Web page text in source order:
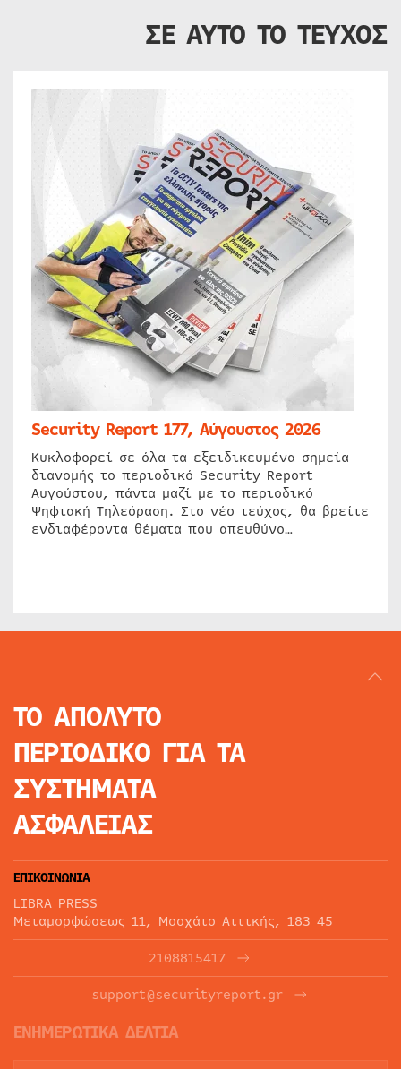
ΣΕ ΑΥΤΟ ΤΟ ΤΕΥΧΟΣ
Security Report 177, Αύγουστος 2026
Κυκλοφορεί σε όλα τα εξειδικευμένα σημεία
διανομής το περιοδικό Security Report
Αυγούστου, πάντα μαζί με το περιοδικό
Ψηφιακή Τηλεόραση. Στο νέο τεύχος, θα βρείτε
ενδιαφέροντα θέματα που απευθύνο…
ΤΟ ΑΠΟΛΥΤΟ
ΠΕΡΙΟΔΙΚΟ ΓΙΑ ΤΑ
ΣΥΣΤΗΜΑΤΑ
ΑΣΦΑΛΕΙΑΣ
ΕΠΙΚΟΙΝΩΝΙΑ
LIBRA PRESS
Μεταμορφώσεως 11, Μοσχάτο Αττικής, 183 45
2108815417
support@securityreport.gr
ΕΝΗΜΕΡΩΤΙΚΑ ΔΕΛΤΙΑ